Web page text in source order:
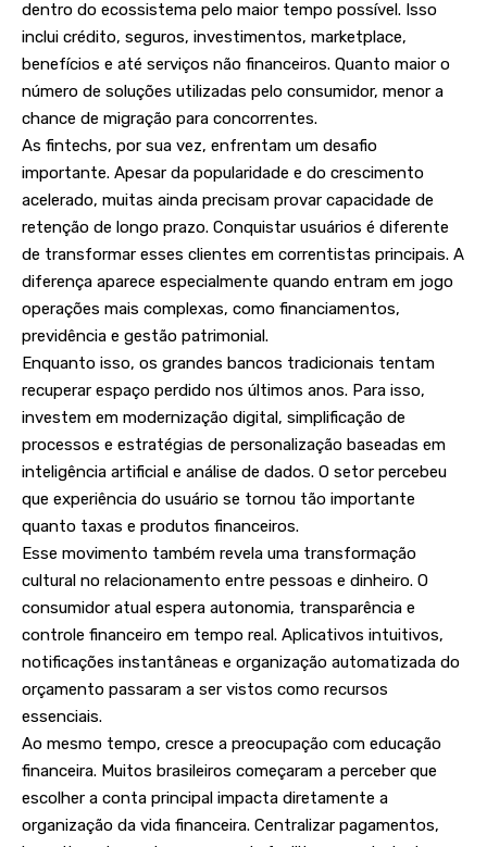
dentro do ecossistema pelo maior tempo possível. Isso
inclui crédito, seguros, investimentos, marketplace,
benefícios e até serviços não financeiros. Quanto maior o
número de soluções utilizadas pelo consumidor, menor a
chance de migração para concorrentes.
As fintechs, por sua vez, enfrentam um desafio
importante. Apesar da popularidade e do crescimento
acelerado, muitas ainda precisam provar capacidade de
retenção de longo prazo. Conquistar usuários é diferente
de transformar esses clientes em correntistas principais. A
diferença aparece especialmente quando entram em jogo
operações mais complexas, como financiamentos,
previdência e gestão patrimonial.
Enquanto isso, os grandes bancos tradicionais tentam
recuperar espaço perdido nos últimos anos. Para isso,
investem em modernização digital, simplificação de
processos e estratégias de personalização baseadas em
inteligência artificial e análise de dados. O setor percebeu
que experiência do usuário se tornou tão importante
quanto taxas e produtos financeiros.
Esse movimento também revela uma transformação
cultural no relacionamento entre pessoas e dinheiro. O
consumidor atual espera autonomia, transparência e
controle financeiro em tempo real. Aplicativos intuitivos,
notificações instantâneas e organização automatizada do
orçamento passaram a ser vistos como recursos
essenciais.
Ao mesmo tempo, cresce a preocupação com educação
financeira. Muitos brasileiros começaram a perceber que
escolher a conta principal impacta diretamente a
organização da vida financeira. Centralizar pagamentos,